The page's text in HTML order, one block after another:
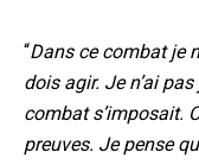
“Dans ce combat je
dois agir. Je n’ai
combat s’imposait.
preuves. Je pense